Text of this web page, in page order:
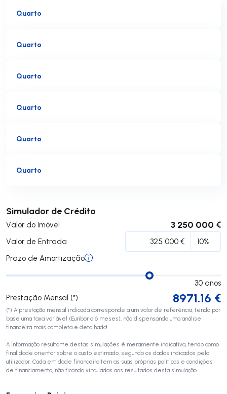
Quarto
Quarto
Quarto
Quarto
Quarto
Quarto
Simulador de Crédito
Valor do Imóvel 3 250 000 €
Valor de Entrada
Prazo de Amortização
30 anos
Prestação Mensal (*)
8971.16 €
(*) A prestação mensal indicada corresponde a um valor de referência, tendo por
base uma taxa variável (Euribor a 6 meses), não dispensando uma análise
financeira mais completa e detalhada!
A informação resultante destas simulações é meramente indicativa, tendo como
finalidade orientar sobre o custo estimado, segundo os dados indicados pelo
utilizador. Cada entidade financeira tem as suas próprias políticas e condições
de financiamento, não ficando vinculadas aos resultados desta simulação.
Submeter